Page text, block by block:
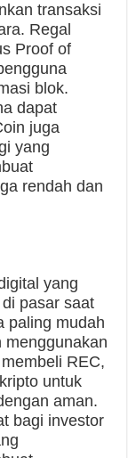
transaksi
Regal
Proof of
blok.
dapat
juga
yang
rendah dan
yang
pasar saat
paling mudah
menggunakan
REC,
untuk
aman.
bagi investor